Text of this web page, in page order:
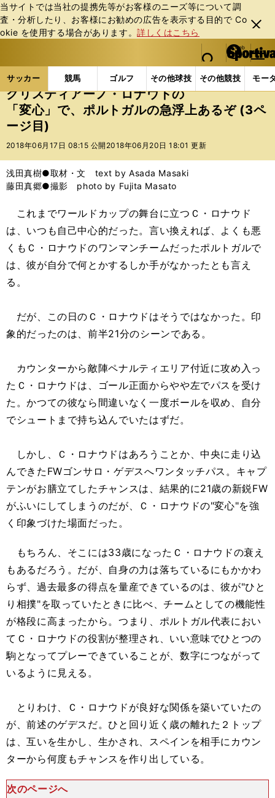
当サイトでは当社の提携先等がお客様のニーズ等について調
査・分析したり、お客様にお勧めの広告を表⽰する⽬的で Co
okie を使⽤する場合があります。詳しくはこちら
閉じ
る
web Sportiva (webスポルティーバ)
検索
マイペ
ー
ジ
メニュ
サッカー 競馬 ゴルフ その他球技 その他競技 モー
ス
ポ
ル
テ
ー
バ
サッカーの記事一覧 海外サッカー 海外サッカー
クリスティアーノ・ロナウドの
「変心」で、ポルトガルの急浮上あるぞ (3ペ
ージ目)
2018年06月17日 08:15 公開 2018年06月20日 18:01 更新
浅田真樹●取材・文 text by Asada Masaki
藤田真郷●撮影 photo by Fujita Masato
これまでワールドカップの舞台に立つＣ・ロナウド
は、いつも自己中心的だった。言い換えれば、よくも悪
くもＣ・ロナウドのワンマンチームだったポルトガルで
は、彼が自分で何とかするしか手がなかったとも言え
る。
だが、この日のＣ・ロナウドはそうではなかった。印
象的だったのは、前半21分のシーンである。
カウンターから敵陣ペナルティエリア付近に攻め入っ
たＣ・ロナウドは、ゴール正面からやや左でパスを受け
た。かつての彼なら間違いなく一度ボールを収め、自分
でシュートまで持ち込んでいたはずだ。
しかし、Ｃ・ロナウドはあろうことか、中央に走り込
んできたFWゴンサロ・ゲデスへワンタッチパス。キャプ
テンがお膳立てしたチャンスは、結果的に21歳の新鋭FW
がふいにしてしまうのだが、Ｃ・ロナウドの"変心"を強
く印象づけた場面だった。
もちろん、そこには33歳になったＣ・ロナウドの衰え
もあるだろう。だが、自身の力は落ちているにもかかわ
らず、過去最多の得点を量産できているのは、彼が"ひと
り相撲"を取っていたときに比べ、チームとしての機能性
が格段に高まったから。つまり、ポルトガル代表におい
てＣ・ロナウドの役割が整理され、いい意味でひとつの
駒となってプレーできていることが、数字につながって
いるように見える。
とりわけ、Ｃ・ロナウドが良好な関係を築いていたの
が、前述のゲデスだ。ひと回り近く歳の離れた２トップ
は、互いを生かし、生かされ、スペインを相手にカウン
ターから何度もチャンスを作り出している。
次のページへ